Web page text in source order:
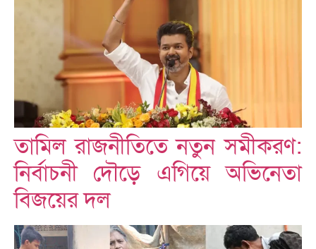
তামিল রাজনীতিতে নতুন সমীকরণ:
নির্বাচনী দৌড়ে এগিয়ে অভিনেতা
বিজয়ের দল